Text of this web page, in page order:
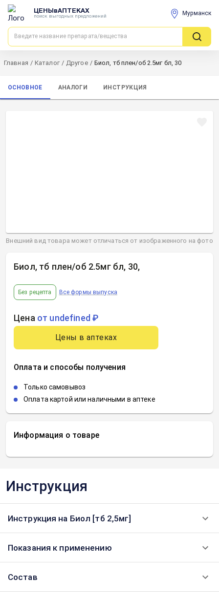
ЦЕНЫвАПТЕКАХ
поиск выгодных предложений Мурманск
Главная / Каталог / Другое / Биол, тб плен/об 2.5мг бл, 30
ОСНОВНОЕ АНАЛОГИ ИНСТРУКЦИЯ
Информация о товаре
Биол, тб плен/об 2.5мг бл, 30,
Без рецепта Все формы выпуска
Цена от undefined ₽
Цены в аптеках
Оплата и способы получения
Только самовывоз
Оплата картой или наличными в аптеке
Внешний вид товара может отличаться от изображенного на фото
Инструкция
Инструкция на Биол [тб 2,5мг]
Показания к применению
Состав